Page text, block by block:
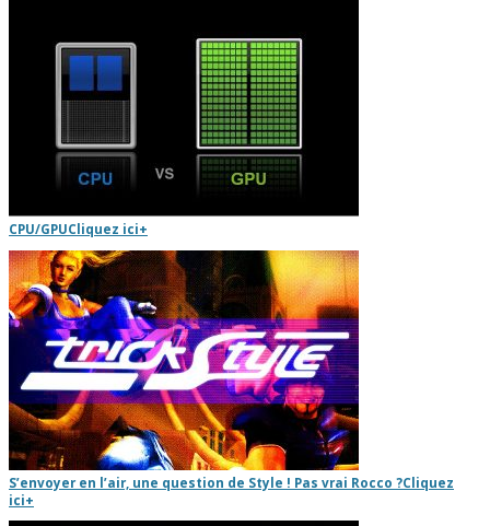
CPU/GPUCliquez ici+
S’envoyer en l’air, une question de Style ! Pas vrai Rocco ?Cliquez
ici+